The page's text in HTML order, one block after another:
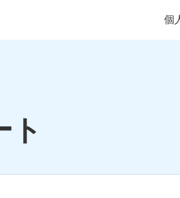
個
ト